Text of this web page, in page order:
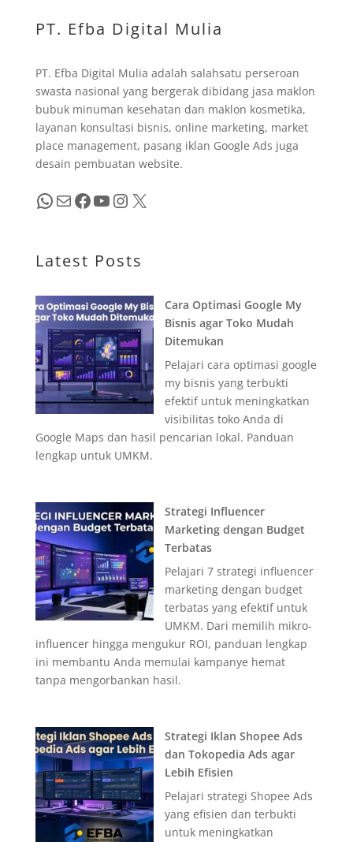
PT. Efba Digital Mulia
PT. Efba Digital Mulia adalah salahsatu perseroan
swasta nasional yang bergerak dibidang jasa maklon
bubuk minuman kesehatan dan maklon kosmetika,
layanan konsultasi bisnis, online marketing, market
place management, pasang iklan Google Ads juga
desain pembuatan website.
WhatsApp Mail Facebook YouTube InstagramX
Latest Posts
Cara Optimasi Google My
Bisnis agar Toko Mudah
Ditemukan
Pelajari cara optimasi google
my bisnis yang terbukti
efektif untuk meningkatkan
visibilitas toko Anda di
Google Maps dan hasil pencarian lokal. Panduan
lengkap untuk UMKM.
Strategi Influencer
Marketing dengan Budget
Terbatas
Pelajari 7 strategi influencer
marketing dengan budget
terbatas yang efektif untuk
UMKM. Dari memilih mikro-
influencer hingga mengukur ROI, panduan lengkap
ini membantu Anda memulai kampanye hemat
tanpa mengorbankan hasil.
Strategi Iklan Shopee Ads
dan Tokopedia Ads agar
Lebih Efisien
Pelajari strategi Shopee Ads
yang efisien dan terbukti
untuk meningkatkan